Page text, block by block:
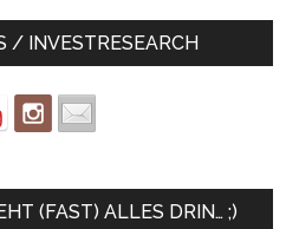
/ INVESTRESEARCH
(FAST) ALLES DRIN… ;)